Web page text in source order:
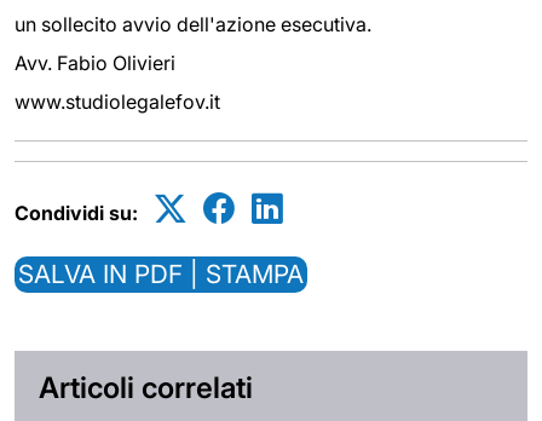
un sollecito avvio dell'azione esecutiva.
Avv. Fabio Olivieri
www.studiolegalefov.it
Condividi su:
SALVA IN PDF | STAMPA
Articoli correlati